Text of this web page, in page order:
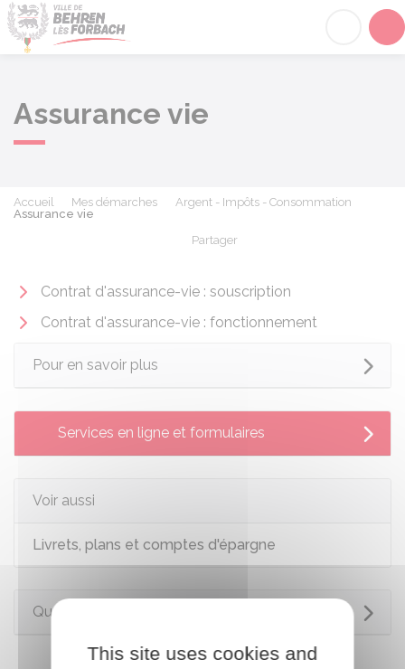
Assurance vie
Accueil Mes démarches
Argent - Impôts - Consommation
Assurance vie
Partager
Contrat d'assurance-vie : souscription
Contrat d'assurance-vie : fonctionnement
Pour en savoir plus
Services en ligne et formulaires
Voir aussi
Livrets, plans et comptes d'épargne
Questions ? Réponses !
This site uses cookies and